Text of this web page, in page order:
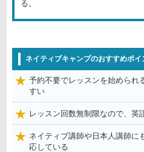
る。
ネイティブキャンプのおすすめポイ
予約不要でレッスンを始められ
すい
レッスン回数無制限なので、英
ネイティブ講師や日本人講師に
応している